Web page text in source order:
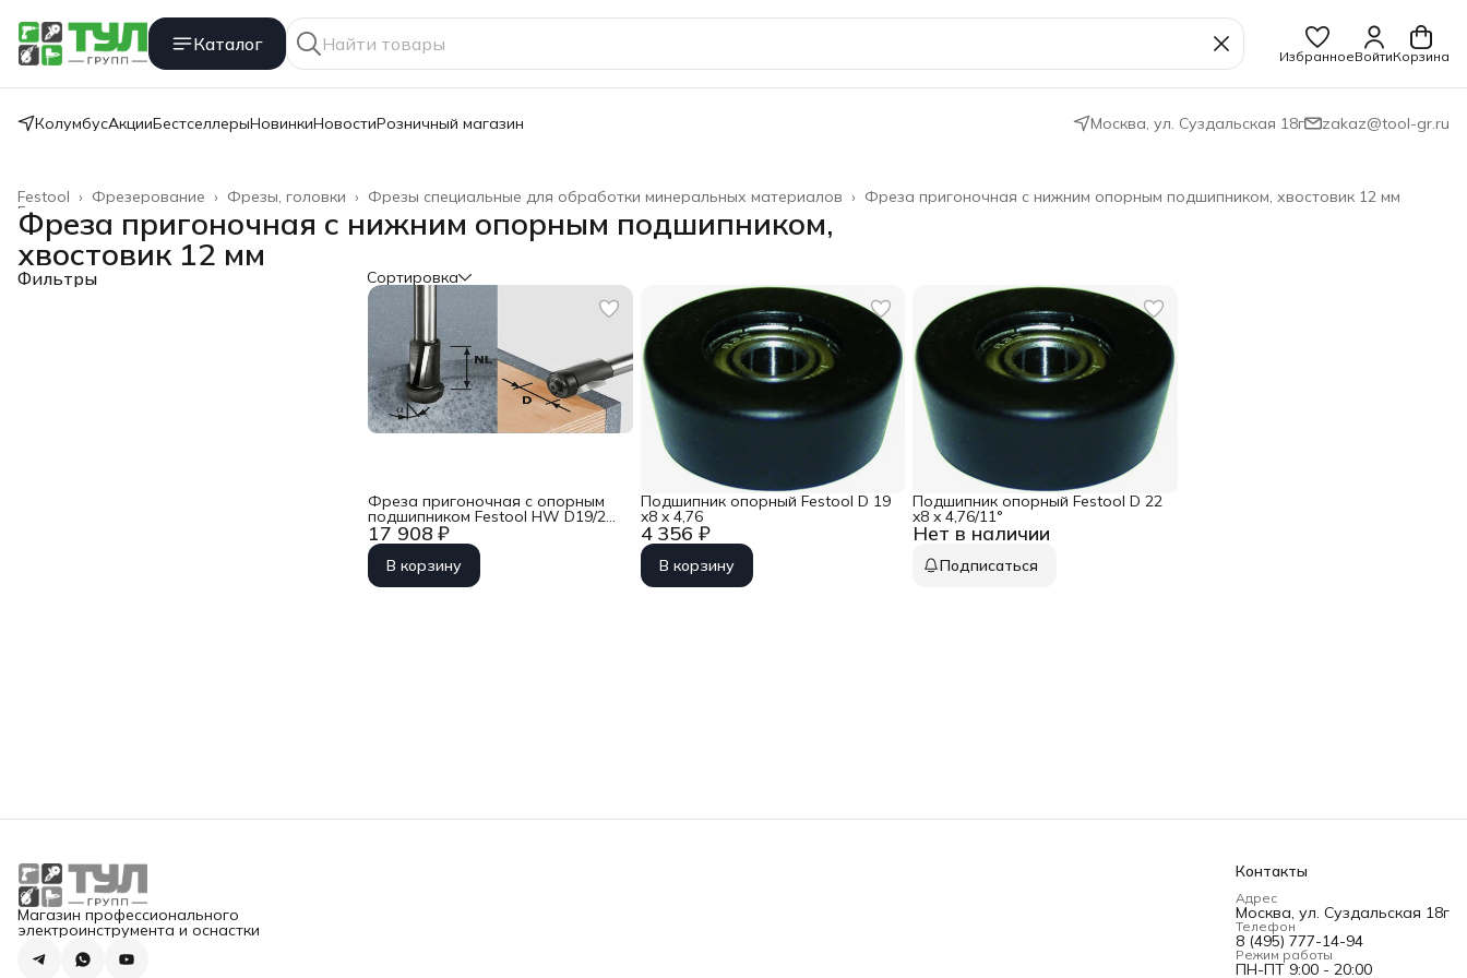
Каталог
ИзбранноеВойтиКорзина
КолумбусАкцииБестселлерыНовинкиНовостиРозничный магазин Москва, ул. Суздальская 18г zakaz@tool-gr.ru
Фреза пригоночная с нижним опорным подшипником, хвостовик 12 мм
Фрезы специальные для обработки минеральных материалов ›
Фрезы, головки ›
Фрезерование ›
Festool ›
Главная
Фреза пригоночная с нижним опорным подшипником,
хвостовик 12 мм
Фильтры Сортировка
17 908 ₽
Фреза пригоночная с опорным
подшипником Festool HW D19/25
ss S12
В корзину
4 356 ₽
Подшипник опорный Festool D 19
x8 x 4,76
В корзину
Нет в наличии
Подшипник опорный Festool D 22
x8 x 4,76/11°
Подписаться
Магазин профессионального
электроинструмента и оснастки
Контакты
Адрес
Москва, ул. Суздальская 18г
Телефон
8 (495) 777-14-94
Режим работы
ПН-ПТ 9:00 - 20:00